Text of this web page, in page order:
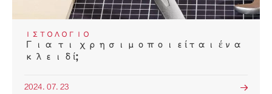
ΙΣΤΟΛΌΓΙΟ
Για τι χρησιμοποιείται ένα
κλειδί;
2024. 07. 23 